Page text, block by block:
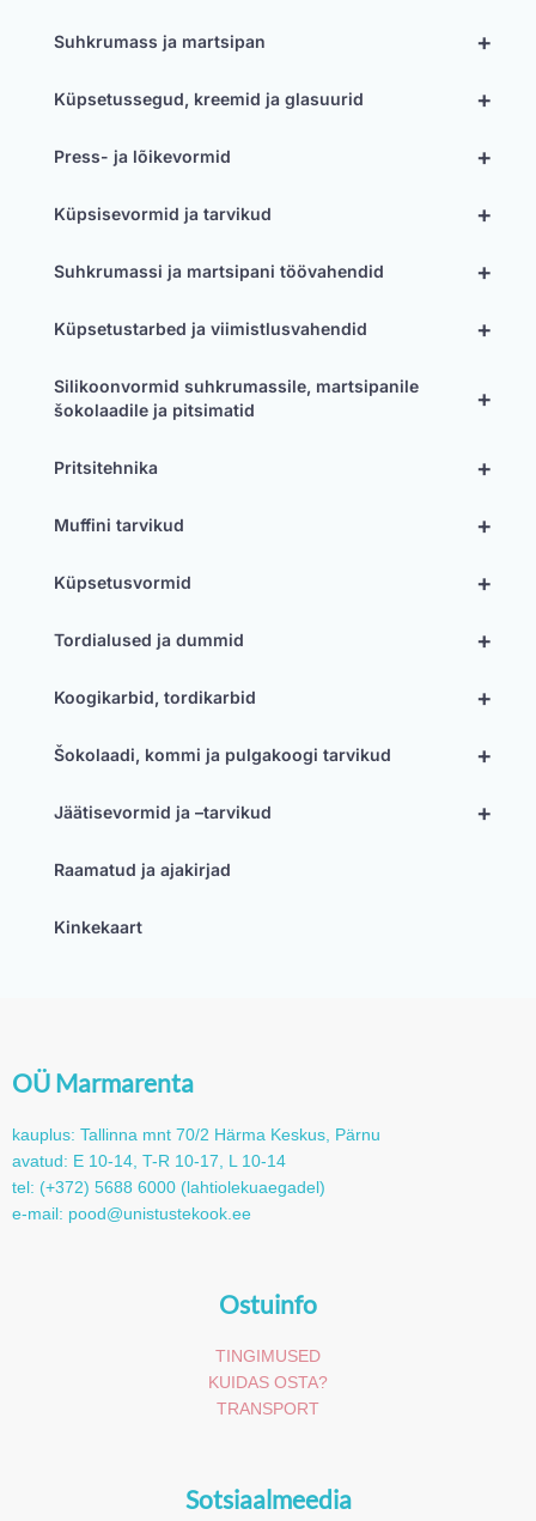
+
Suhkrumass ja martsipan
+
Küpsetussegud, kreemid ja glasuurid
+
Press- ja lõikevormid
+
Küpsisevormid ja tarvikud
+
Suhkrumassi ja martsipani töövahendid
+
Küpsetustarbed ja viimistlusvahendid
+
Silikoonvormid suhkrumassile, martsipanile
šokolaadile ja pitsimatid
+
Pritsitehnika
+
Muffini tarvikud
+
Küpsetusvormid
+
Tordialused ja dummid
+
Koogikarbid, tordikarbid
+
Šokolaadi, kommi ja pulgakoogi tarvikud
+
Jäätisevormid ja –tarvikud
Raamatud ja ajakirjad
Kinkekaart
OÜ Marmarenta
kauplus: Tallinna mnt 70/2 Härma Keskus, Pärnu
avatud: E 10-14, T-R 10-17, L 10-14
tel: (+372) 5688 6000 (lahtiolekuaegadel)
e-mail: pood@unistustekook.ee
Ostuinfo
TINGIMUSED
KUIDAS OSTA?
TRANSPORT
Sotsiaalmeedia